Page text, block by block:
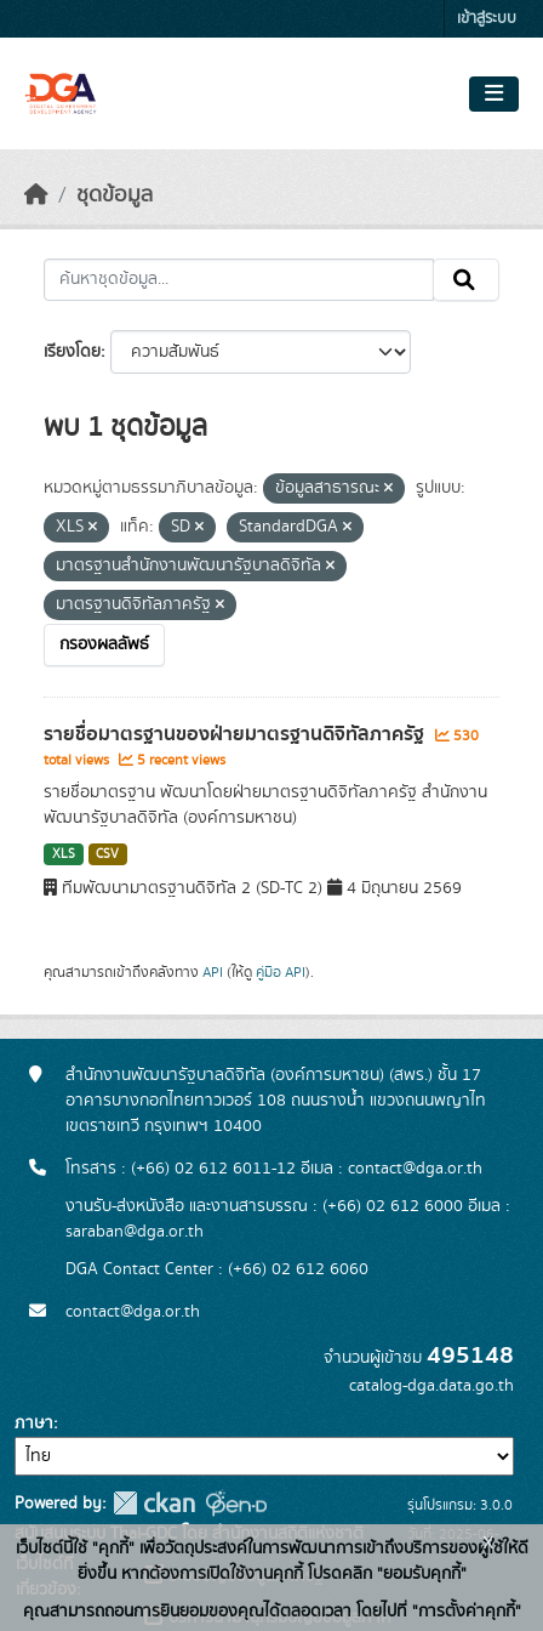
เข้าสู่ระบบ
ชุดข้อมูล
เรียงโดย
พบ 1 ชุดข้อมูล
หมวดหมู่ตามธรรมาภิบาลข้อมูล: ข้อมูลสาธารณะ
รูปแบบ:
XLS
แท็ค: SD
StandardDGA
มาตรฐานสำนักงานพัฒนารัฐบาลดิจิทัล
มาตรฐานดิจิทัลภาครัฐ
กรองผลลัพธ์
รายชื่อมาตรฐานของฝ่ายมาตรฐานดิจิทัลภาครัฐ
530
total views
5 recent views
รายชื่อมาตรฐาน พัฒนาโดยฝ่ายมาตรฐานดิจิทัลภาครัฐ สำนักงาน
พัฒนารัฐบาลดิจิทัล (องค์การมหาชน)
XLS CSV
ทีมพัฒนามาตรฐานดิจิทัล 2 (SD-TC 2) 4 มิถุนายน 2569
คุณสามารถเข้าถึงคลังทาง API (ให้ดู คู่มือ API).
สำนักงานพัฒนารัฐบาลดิจิทัล (องค์การมหาชน) (สพร.) ชั้น 17
อาคารบางกอกไทยทาวเวอร์ 108 ถนนรางน้ำ แขวงถนนพญาไท
เขตราชเทวี กรุงเทพฯ 10400
โทรสาร : (+66) 02 612 6011-12 อีเมล : contact@dga.or.th
งานรับ-ส่งหนังสือ และงานสารบรรณ : (+66) 02 612 6000 อีเมล :
saraban@dga.or.th
DGA Contact Center : (+66) 02 612 6060
contact@dga.or.th
จำนวนผู้เข้าชม 495148
catalog-dga.data.go.th
ภาษา
Powered by:
สนับสนุนระบบ Thai-GDC โดย สำนักงานสถิติแห่งชาติ
เว็บไซต์ที่
เกี่ยวข้อง:
ระบบบัญชีข้อมูลภาครัฐ
บริการนามานุกรมบัญชีข้อมูลภาค
รุ่นโปรแกรม: 3.0.0
วันที่: 2025-06-
26
เว็บไซต์นี้ใช้ "คุกกี้" เพื่อวัตถุประสงค์ในการพัฒนาการเข้าถึงบริการของผู้ใช้ให้ดี
ยิ่งขึ้น หากต้องการเปิดใช้งานคุกกี้ โปรดคลิก "ยอมรับคุกกี้"
คุณสามารถถอนการยินยอมของคุณได้ตลอดเวลา โดยไปที่ "การตั้งค่าคุกกี้"
x